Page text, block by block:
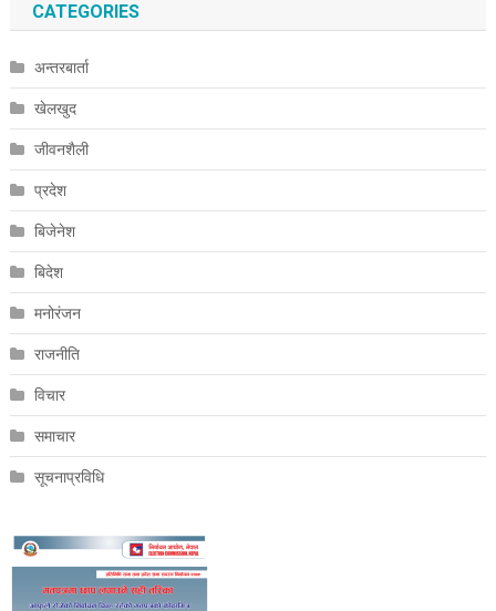
CATEGORIES
अन्तरबार्ता
खेलखुद
जीवनशैली
प्रदेश
बिजेनेश
बिदेश
मनोरंजन
राजनीति
विचार
समाचार
सूचनाप्रविधि